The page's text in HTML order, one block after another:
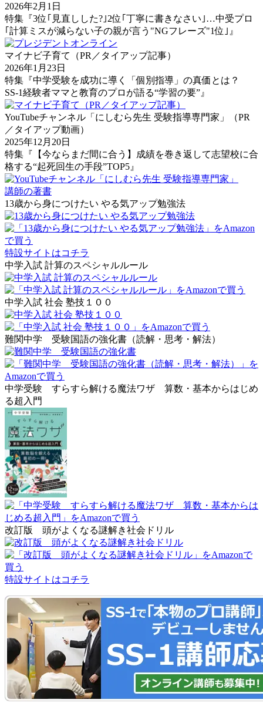
2026年2月1日
特集『3位｢見直しした?｣2位｢丁寧に書きなさい｣…中受プロ
｢計算ミスが減らない子の親が言う"NGフレーズ"1位｣』
マイナビ子育て（PR／タイアップ記事）
2026年1月23日
特集『中学受験を成功に導く「個別指導」の真価とは？
SS-1経験者ママと教育のプロが語る“学習の要”』
YouTubeチャンネル「にしむら先生 受験指導専門家」（PR
／タイアップ動画）
2025年12月20日
特集『【今ならまだ間に合う】成績を巻き返して志望校に合
格する“起死回生の手段”TOP5』
講師の著書
13歳から身につけたい やる気アップ勉強法
特設サイトはコチラ
中学入試 計算のスペシャルルール
中学入試 社会 塾技１００
難関中学 受験国語の強化書（読解・思考・解法）
中学受験 すらすら解ける魔法ワザ 算数・基本からはじめ
る超入門
改訂版 頭がよくなる謎解き社会ドリル
特設サイトはコチラ